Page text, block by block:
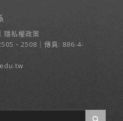
｜ 隱私權政策
、2508｜傳真: 886-4-